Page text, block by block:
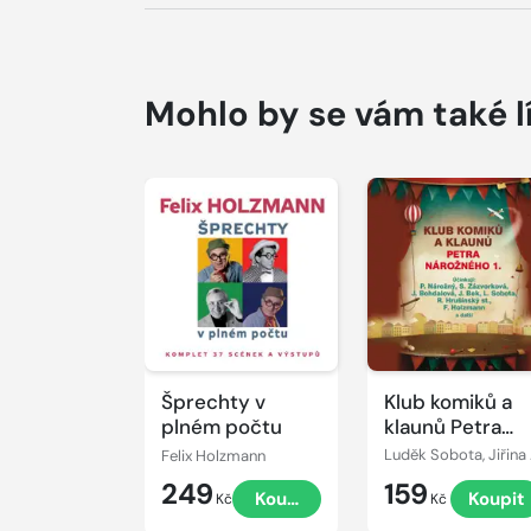
Mohlo by se vám také
Šprechty v
plném počtu
Felix Holzmann
249 Kč Koupit
Přehrát
ukázku
Klub komiků a
klaunů Petra
Nárožného 1.
Luděk Sobota, Jiřina
159 Kč Koupit
Přehrát
ukázku